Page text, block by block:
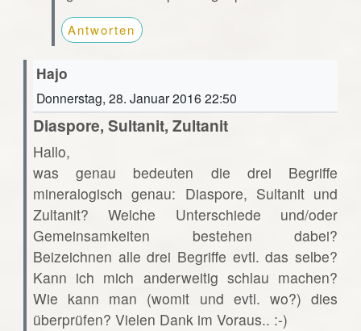
Antworten
Hajo
Donnerstag, 28. Januar 2016 22:50
Diaspore, Sultanit, Zultanit
Hallo,
was genau bedeuten die drei Begriffe
mineralogisch genau: Diaspore, Sultanit und
Zultanit? Welche Unterschiede und/oder
Gemeinsamkeiten bestehen dabei?
Beizeichnen alle drei Begriffe evtl. das selbe?
Kann ich mich anderweitig schlau machen?
Wie kann man (womit und evtl. wo?) dies
überprüfen? Vielen Dank im Voraus.. :-)